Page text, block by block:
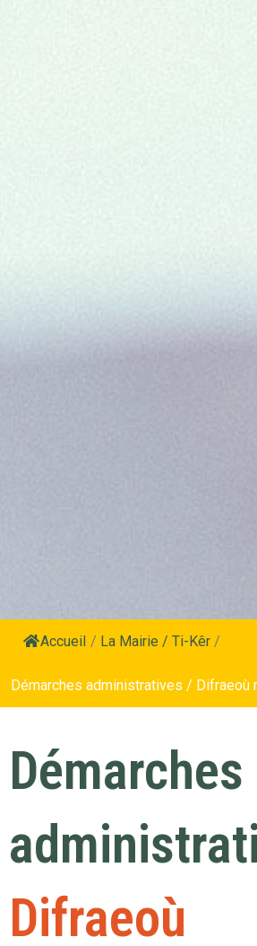
Accueil / La Mairie / Ti-Kêr /
Démarches administratives / Difraeoù
Démarches
Difraeoù